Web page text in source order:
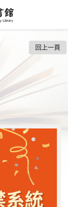
回上一頁